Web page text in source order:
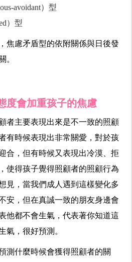
avoidant）型
）型
焦慮矛盾型的依附關係與日後發
。
度會加重孩子的焦慮
者主要表現出來是不一致的照顧
有時候表現出非常關愛，對於孩
合，但有時候又表現出冷漠、拒
使得孩子覺得照顧者的照顧行為
見，當我們成人遇到這樣變化多
安，但在真誠一致的朋友身邊會
他都不會生氣，代表著你知道這
氣，很好預測。
測什麼時候會獲得照顧者的關